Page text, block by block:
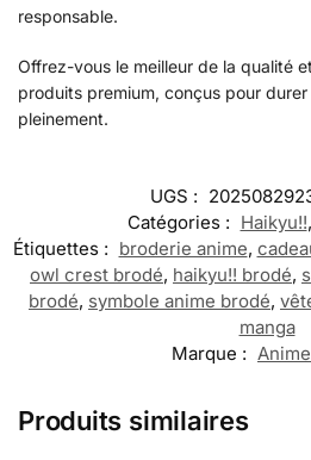
responsable.
Offrez-vous le meilleur de la qualité
produits premium, conçus pour
pleinement.
UGS :
Catégories : Haikyu!!,
Étiquettes : broderie anime,
owl crest brodé, haikyu!! brodé,
brodé, symbole anime brodé,
manga
Marque :
Produits similaires